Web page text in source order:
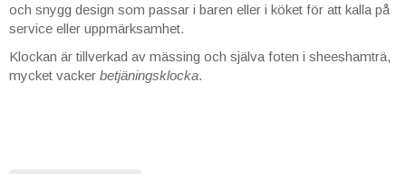
och snygg design som passar i baren eller i köket för att kalla på
service eller uppmärksamhet.
Klockan är tillverkad av mässing och själva foten i sheeshamträ,
mycket vacker betjäningsklocka.